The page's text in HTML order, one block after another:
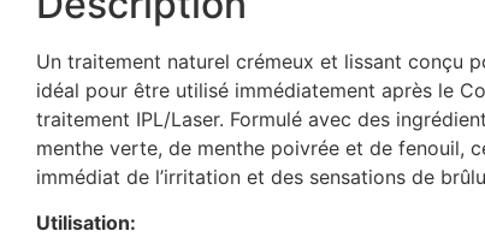
Un traitement naturel crémeux et lissant conçu
idéal pour être utilisé immédiatement après le
traitement IPL/Laser. Formulé avec des
menthe verte, de menthe poivrée et de fenouil,
immédiat de l’irritation et des sensations de
Utilisation: